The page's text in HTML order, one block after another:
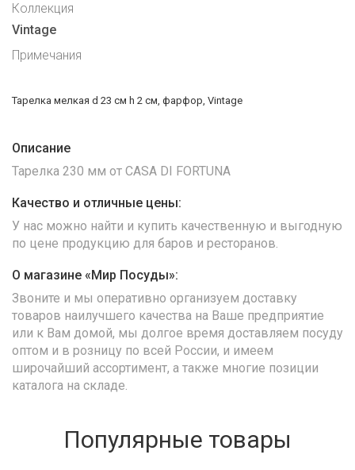
Коллекция
Vintage
Примечания
Тарелка мелкая d 23 см h 2 см, фарфор, Vintage
Описание
Тарелка 230 мм от CASA DI FORTUNA
Качество и отличные цены:
У нас можно найти и купить качественную и выгодную
по цене продукцию для баров и ресторанов.
О магазине «Мир Посуды»:
Звоните и мы оперативно организуем доставку
товаров наилучшего качества на Ваше предприятие
или к Вам домой, мы долгое время доставляем посуду
оптом и в розницу по всей России, и имеем
широчайший ассортимент, а также многие позиции
каталога на складе.
Популярные товары